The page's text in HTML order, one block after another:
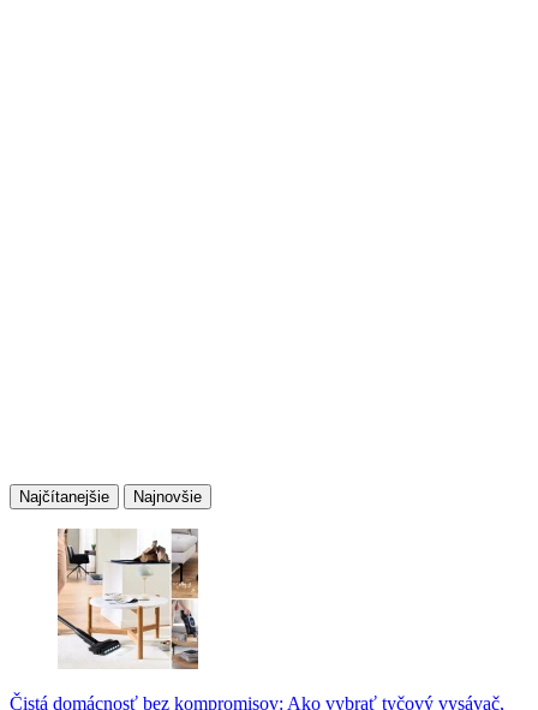
Najčítanejšie Najnovšie
Čistá domácnosť bez kompromisov: Ako vybrať tyčový vysávač,